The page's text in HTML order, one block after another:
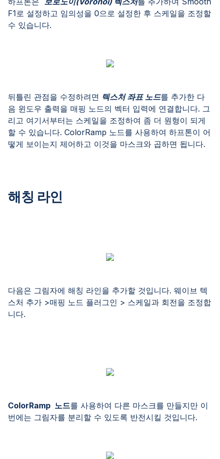
F1로 설정하고 임의성을 0으로 설정한 후 스케일을 조정할
수 있습니다.
뒤틀린 관점을 수정하려면 텍스처 좌표 노드를 추가한 다
음 윈도우 출력을 매핑 노드의 벡터 입력에 연결합니다. 그
리고 여기서부터는 스케일을 조정하여 좀 더 원형이 되게
할 수 있습니다. ColorRamp 노드를 사용하여 하프톤이 어
떻게 보이는지 제어하고 이것을 마스크와 곱하면 됩니다.
해칭 라인
다음은 그림자에 해칭 라인을 추가할 것입니다. 웨이브 텍
스처 추가 >매핑 노드 플러그인 > 스케일과 회전을 조정합
니다.
ColorRamp 노드를 사용하여 다른 마스크를 만들지만 이
번에는 그림자를 분리할 수 있도록 반전시킬 것입니다.